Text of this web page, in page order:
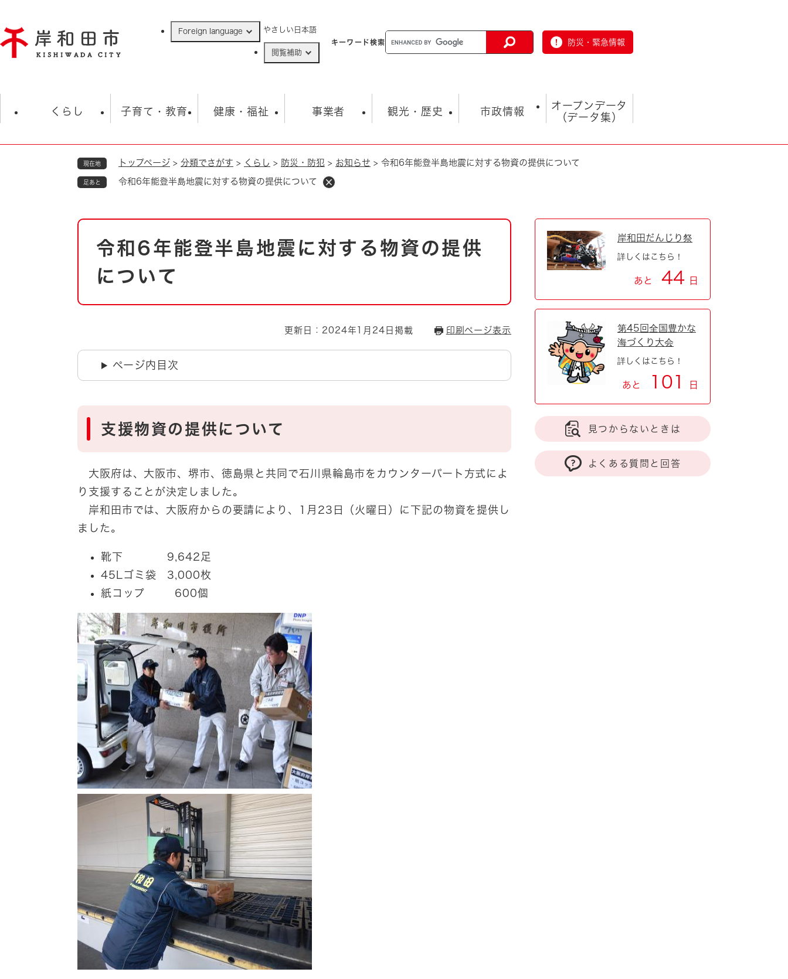
ジ
の
Foreign language やさしい日本語
閲覧補助
キーワード検索 防災・緊急情報
くらし
住民票・戸籍
ごみ・衛生・動物 救急・消防
防災・防犯 上水道・下水道
自然・環境・公園
引っ越し
道路・河川・交通
とじる
子育て・教育
学校 子育て
健康・福祉
福祉・健康・生活 生涯学習・スポーツ
事業者
入札・契約情報 まちづくり・協働
環境 福祉・介護
観光・歴史
観光 観光スポット
とじる
市政情報
市の概要 総合計画
市政 職員採用情報
市役所・施設の案内
オープンデータ
（データ集）
オープンデータ
現在地 トップページ > 分類でさがす > くらし > 防災・防犯 > お知らせ > 令和6年能登半島地震に対する物資の提供について
足あと 令和6年能登半島地震に対する物資の提供について
本
令和6年能登半島地震に対する物資の提供
について
更新日：2024年1月24日掲載 印刷ページ表示
ページ内目次
支援物資の提供について
大阪府は、大阪市、堺市、徳島県と共同で石川県輪島市をカウンターパート方式によ
り支援することが決定しました。
岸和田市では、大阪府からの要請により、1月23日（火曜日）に下記の物資を提供し
ました。
靴下 9,642足
45Lゴミ袋 3,000枚
紙コップ 600個
岸和田だんじり祭
詳しくはこちら！
あと 44 日
第45回全国豊かな
海づくり大会
詳しくはこちら！
あと 101 日
見つからないときは
よくある質問と回答